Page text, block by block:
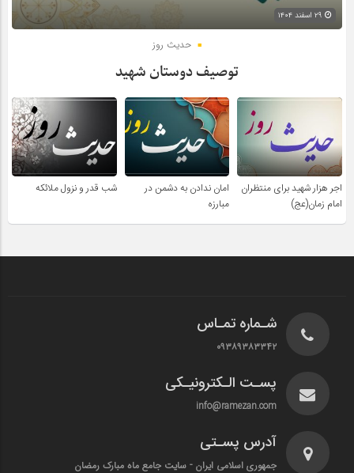
حدیث روز
توصیف دوستان شهید
اجر هزار شهید برای منتظران
امام زمان(عج)
امان ندادن به دشمن در
مبارزه
شب قدر و نزول ملائکه
شـماره تمـاس
۰۹۳۸۹۳۸۳۳۴۲
پسـت الـکترونیـکی
info@ramezan.com
آدرس پسـتی
جمهوری اسلامی ایران - سایت جامع ماه مبارک رمضان